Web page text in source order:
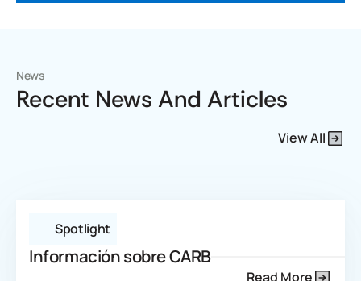
News
Recent News And Articles
View All
Spotlight
Información sobre CARB
Read More